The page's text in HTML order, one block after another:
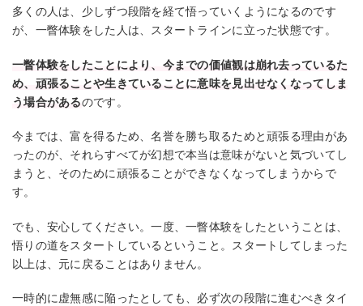
多くの人は、少しずつ段階を経て悟っていくようになるのです
が、一瞥体験をした人は、スタートラインに立った状態です。
一瞥体験をしたことにより、今までの価値観は崩れ去っているた
め、頑張ることや生きていることに意味を見出せなくなってしま
う場合があるのです。
今までは、富を得るため、名誉を勝ち取るためと頑張る理由があ
ったのが、それらすべてが幻想で本当は意味がないと気づいてし
まうと、そのために頑張ることができなくなってしまうからで
す。
でも、安心してください。一度、一瞥体験をしたということは、
悟りの道をスタートしているということ。スタートしてしまった
以上は、元に戻ることはありません。
一時的に虚無感に陥ったとしても、必ず次の段階に進むべきタイ